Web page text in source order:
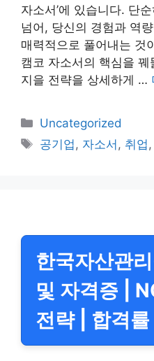
자소서’에 있습니다. 단
넘어, 당신의 경험과 역
매력적으로 풀어내는 것
캠코 자소서의 핵심을
지을 전략을 상세하게 …
카
테
고
Uncategorized
태
공기업 , 자소서 , 취업 ,
한국자산관
및 자격증 |
전략 | 합격률